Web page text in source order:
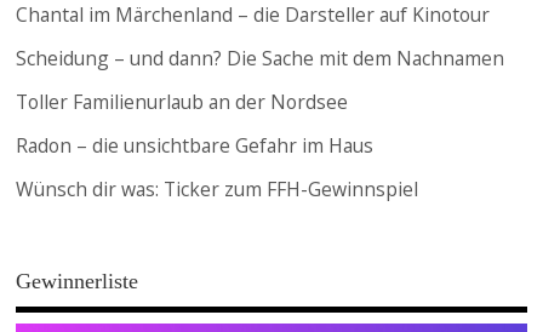
Chantal im Märchenland – die Darsteller auf Kinotour
Scheidung – und dann? Die Sache mit dem Nachnamen
Toller Familienurlaub an der Nordsee
Radon – die unsichtbare Gefahr im Haus
Wünsch dir was: Ticker zum FFH-Gewinnspiel
Gewinnerliste